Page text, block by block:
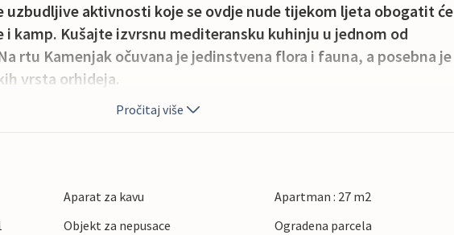
uzbudljive aktivnosti koje se ovdje nude tijekom ljeta obogatit će
i kamp. Kušajte izvrsnu mediteransku kuhinju u jednom od
rtu Kamenjak očuvana je jedinstvena flora i fauna, a posebna je
vrsta orhideja.
Pročitaj više
Aparat za kavu
Apartman : 27 m2
Objekt za nepusace Ogradena parcela